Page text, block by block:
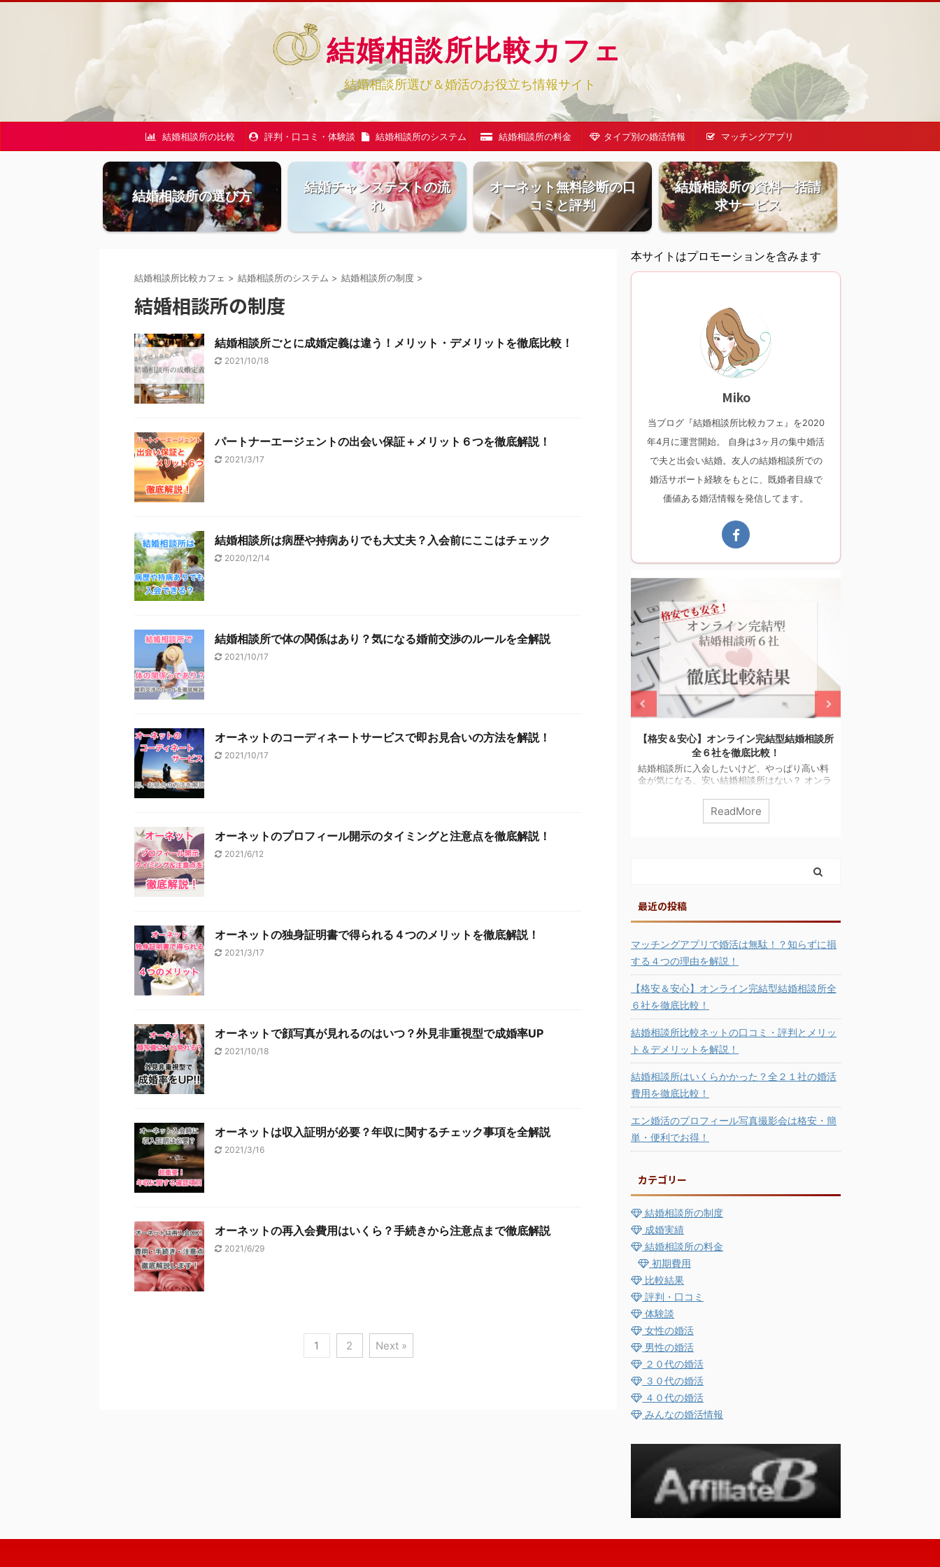
結婚相談所比較カフェ
結婚相談所選び＆婚活のお役立ち情報サイト
結婚相談所の比較 評判・口コミ・体験談 結婚相談所のシステム 結婚相談所の料金 タイプ別の婚活情報 マッチングアプリ
結婚相談所の選び方
結婚チャンステストの流
れ
オーネット無料診断の口
コミと評判
結婚相談所の資料一括請
求サービス
結婚相談所比較カフェ > 結婚相談所のシステム > 結婚相談所の制度 >
結婚相談所の制度
結婚相談所ごとに成婚定義は違う！メリット・デメリットを徹底比較！
2021/10/18
パートナーエージェントの出会い保証＋メリット６つを徹底解説！
2021/3/17
結婚相談所は病歴や持病ありでも大丈夫？入会前にここはチェック
2020/12/14
結婚相談所で体の関係はあり？気になる婚前交渉のルールを全解説
2021/10/17
オーネットのコーディネートサービスで即お見合いの方法を解説！
2021/10/17
オーネットのプロフィール開示のタイミングと注意点を徹底解説！
2021/6/12
オーネットの独身証明書で得られる４つのメリットを徹底解説！
2021/3/17
オーネットで顔写真が見れるのはいつ？外見非重視型で成婚率UP
2021/10/18
オーネットは収入証明が必要？年収に関するチェック事項を全解説
2021/3/16
オーネットの再入会費用はいくら？手続きから注意点まで徹底解説
2021/6/29
1 2 Next »
本サイトはプロモーションを含みます
Miko
当ブログ『結婚相談所比較カフェ』を2020
年4月に運営開始。 自身は3ヶ月の集中婚活
で夫と出会い結婚。友人の結婚相談所での
婚活サポート経験をもとに、既婚者目線で
価値ある婚活情報を発信してます。
結婚相談所に抵抗を感じるのはもう古い！最
新情報で出会いを掴む
結婚相談所に興味はあるんだけど、何だかちょ
っと抵抗を感じる…。 結婚相談所での出会いに
抵抗感があるんだけど、実際はどんな感じ？ も
うしているんですか？ など、「結婚したい！」
「出会いが欲しい！」と思いつつ、結婚相談所
に抵抗感や偏見をお持ちではありませんか？ ズ
バリ、あなたが結婚相談所に抱くその抵抗感や
偏見、また「胡散臭い？」といった不安など
は、一昔前のちょっと古い結婚相談所のイメー
マッチングアプリで婚活は無駄！？知らずに
すか？結婚できる人はいるのでしょうか？ こん
なことが気になっていませんか？ マッチングア
【格安＆安心】オンライン完結型結婚相談所
全６社を徹底比較！
結婚相談所に入会したいけど、やっぱり高い料
金が気になる。安い結婚相談所はない？ オンラ
や特徴を教えてください！ そもそもオンライン
結婚相談所は、有名どころで全６社。 ...
ReadMore
最近の投稿
マッチングアプリで婚活は無駄！？知らずに損
する４つの理由を解説！
【格安＆安心】オンライン完結型結婚相談所全
６社を徹底比較！
結婚相談所比較ネットの口コミ・評判とメリッ
ト＆デメリットを解説！
結婚相談所はいくらかかった？全２１社の婚活
費用を徹底比較！
エン婚活のプロフィール写真撮影会は格安・簡
単・便利でお得！
カテゴリー
結婚相談所の制度
成婚実績
結婚相談所の料金
初期費用
比較結果
評判・口コミ
体験談
女性の婚活
男性の婚活
２０代の婚活
３０代の婚活
４０代の婚活
みんなの婚活情報